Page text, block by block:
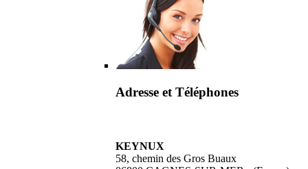
Adresse et Téléphones
KEYNUX
58, chemin des Gros Buaux